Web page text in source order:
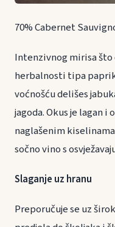
70% Cabernet
Intenzivnog mirisa što
herbalnosti tipa
voćnošću delišes
jagoda. Okus je lagan i
naglašenim
sočno vino s
Slaganje uz hranu
Preporučuje se uz